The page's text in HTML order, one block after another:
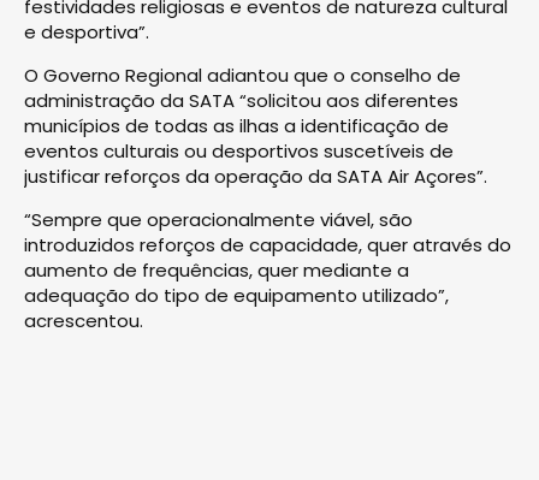
festividades religiosas e eventos de natureza cultural
e desportiva”.
O Governo Regional adiantou que o conselho de
administração da SATA “solicitou aos diferentes
municípios de todas as ilhas a identificação de
eventos culturais ou desportivos suscetíveis de
justificar reforços da operação da SATA Air Açores”.
“Sempre que operacionalmente viável, são
introduzidos reforços de capacidade, quer através do
aumento de frequências, quer mediante a
adequação do tipo de equipamento utilizado”,
acrescentou.